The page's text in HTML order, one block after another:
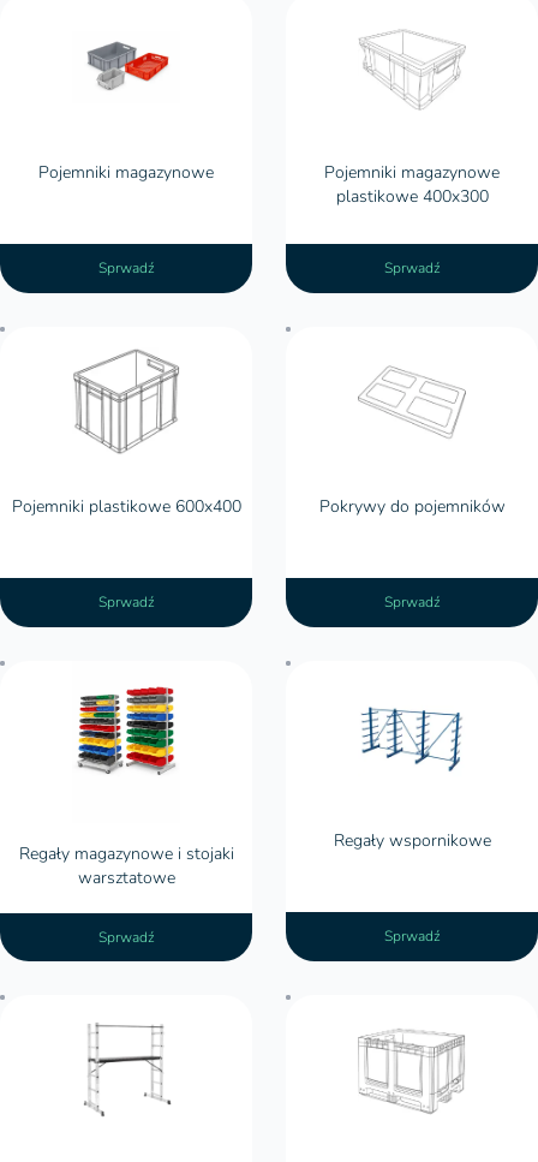
Pojemniki magazynowe
Sprwadź
Pojemniki magazynowe
plastikowe 400x300
Sprwadź
Pojemniki plastikowe 600x400
Sprwadź
Pokrywy do pojemników
Sprwadź
Regały magazynowe i stojaki
warsztatowe
Sprwadź
Regały wspornikowe
Sprwadź
Skrzyniopalety 1200x1000